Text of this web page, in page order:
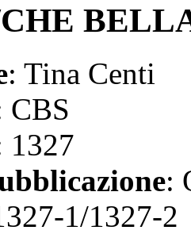
: Tina Centi
CBS
1327
:
1/1327-2